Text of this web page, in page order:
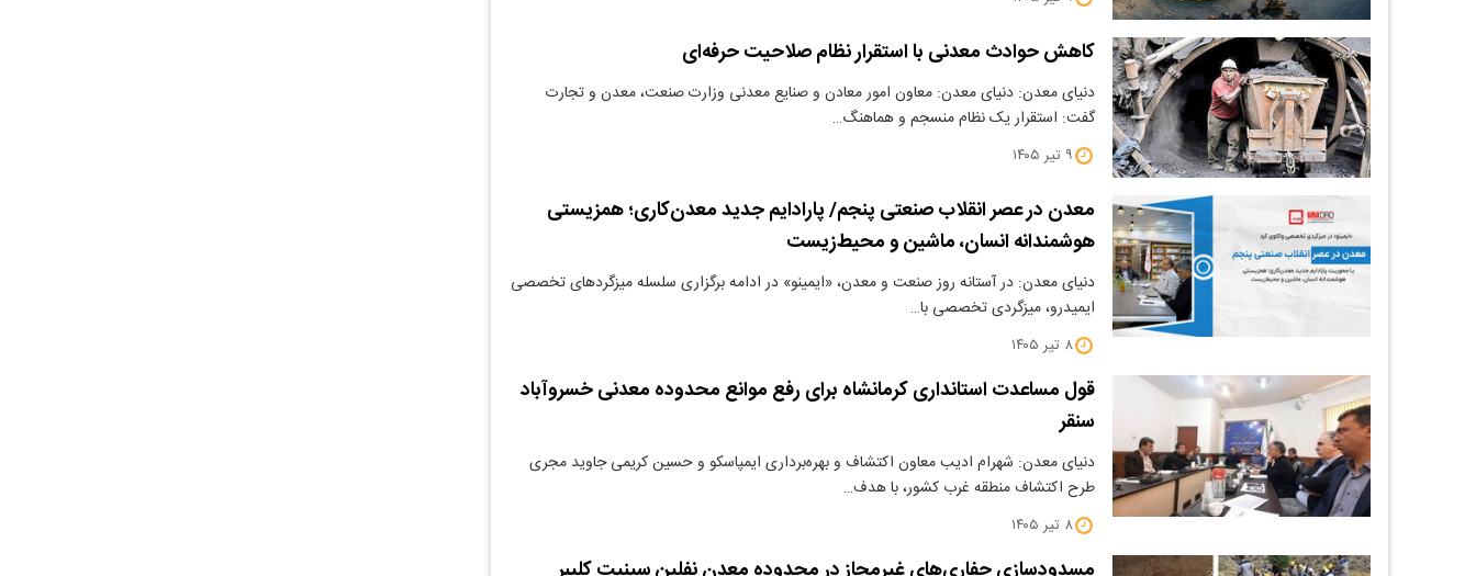
کاهش حوادث معدنی با استقرار نظام صلاحیت حرفه‌ای
دنیای معدن: دنیای معدن: معاون امور معادن و صنایع معدنی وزارت صنعت، معدن و تجارت
گفت: استقرار یک نظام منسجم و هماهنگ…
۹ تیر ۱۴۰۵
معدن در عصر انقلاب صنعتی پنجم/ پارادایم جدید معدن‌کاری؛ همزیستی
هوشمندانه انسان، ماشین و محیط‌زیست
دنیای معدن: در آستانه روز صنعت و معدن، «ایمینو» در ادامه برگزاری سلسله میزگردهای تخصصی
ایمیدرو، میزگردی تخصصی با…
۸ تیر ۱۴۰۵
قول مساعدت استانداری کرمانشاه برای رفع موانع محدوده معدنی خسروآباد
سنقر
دنیای معدن: شهرام ادیب معاون اکتشاف و بهره‌برداری ایمپاسکو و حسین کریمی جاوید مجری
طرح اکتشاف منطقه غرب کشور، با هدف…
۸ تیر ۱۴۰۵